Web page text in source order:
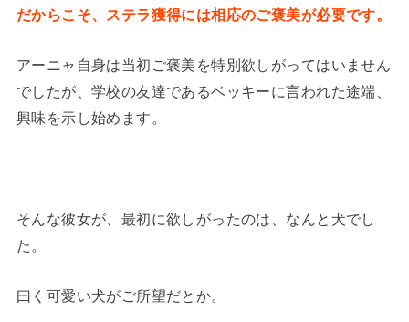
だからこそ、ステラ獲得には相応のご褒美が必要です。
アーニャ自身は当初ご褒美を特別欲しがってはいません
でしたが、学校の友達であるベッキーに言われた途端、
興味を示し始めます。
そんな彼女が、最初に欲しがったのは、なんと犬でし
た。
曰く可愛い犬がご所望だとか。